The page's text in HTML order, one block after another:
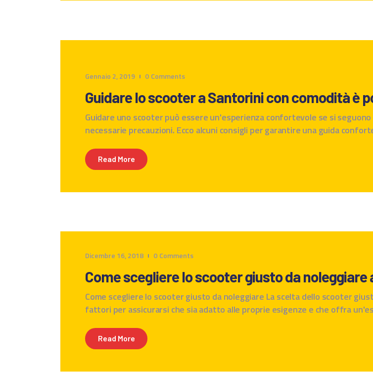
Gennaio 2, 2019 0 Comments
Guidare lo scooter a Santorini con comodità è
Guidare uno scooter può essere un'esperienza confortevole se si
necessarie precauzioni. Ecco alcuni consigli per garantire una guida
Read More
Dicembre 16, 2018 0 Comments
Come scegliere lo scooter giusto da noleggiare
Come scegliere lo scooter giusto da noleggiare La scelta dello scooter
fattori per assicurarsi che sia adatto alle proprie esigenze e che offra
Read More